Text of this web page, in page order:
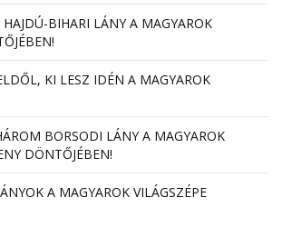
BIHARI LÁNY A MAGYAROK
KI LESZ IDÉN A MAGYAROK
BORSODI LÁNY A MAGYAROK
DÖNTŐJÉBEN!
A MAGYAROK VILÁGSZÉPE